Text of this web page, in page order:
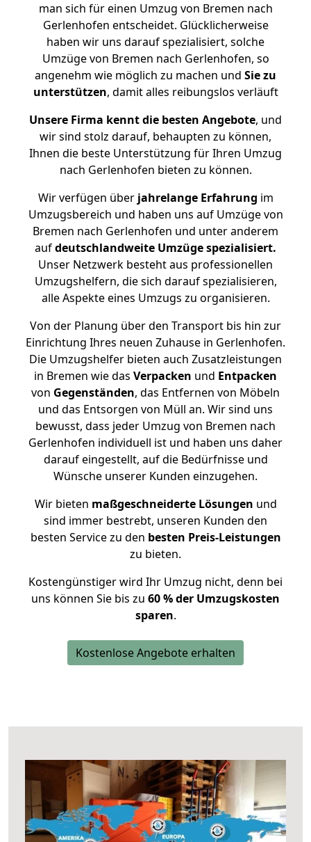
man sich für einen Umzug von Bremen nach
Gerlenhofen entscheidet. Glücklicherweise
haben wir uns darauf spezialisiert, solche
Umzüge von Bremen nach Gerlenhofen, so
angenehm wie möglich zu machen und Sie zu
unterstützen, damit alles reibungslos verläuft
Unsere Firma kennt die besten Angebote, und
wir sind stolz darauf, behaupten zu können,
Ihnen die beste Unterstützung für Ihren Umzug
nach Gerlenhofen bieten zu können.
Wir verfügen überjahrelange Erfahrung im
Umzugsbereich und haben uns auf Umzüge von
Bremen nach Gerlenhofen und unter anderem
aufdeutschlandweite Umzüge spezialisiert.
Unser Netzwerk besteht aus professionellen
Umzugshelfern, die sich darauf spezialisieren,
alle Aspekte eines Umzugs zu organisieren.
Von der Planung über den Transport bis hin zur
Einrichtung Ihres neuen Zuhause in Gerlenhofen.
Die Umzugshelfer bieten auch Zusatzleistungen
in Bremen wie das Verpacken und Entpacken
von Gegenständen, das Entfernen von Möbeln
und das Entsorgen von Müll an. Wir sind uns
bewusst, dass jeder Umzug von Bremen nach
Gerlenhofen individuell ist und haben uns daher
darauf eingestellt, auf die Bedürfnisse und
Wünsche unserer Kunden einzugehen.
Wir bieten maßgeschneiderte Lösungen und
sind immer bestrebt, unseren Kunden den
besten Service zu den besten Preis-Leistungen
zu bieten.
Kostengünstiger wird Ihr Umzug nicht, denn bei
uns können Sie bis zu 60 % der Umzugskosten
sparen.
Kostenlose Angebote erhalten